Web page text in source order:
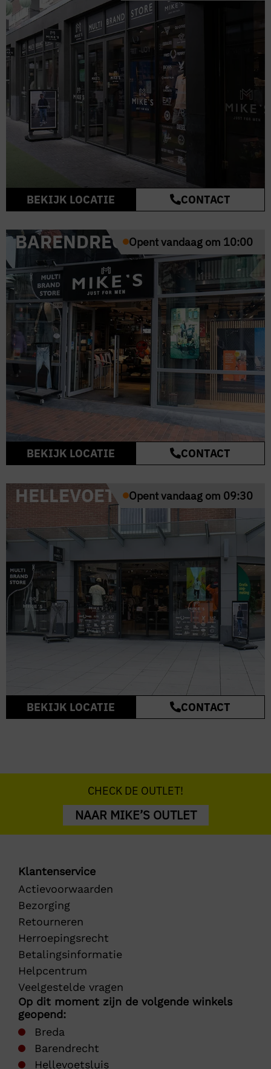
BEKIJK LOCATIE CONTACT
Opent vandaag om 10:00
BARENDRECHT
BEKIJK LOCATIE CONTACT
Opent vandaag om 09:30
HELLEVOETSLUIS
BEKIJK LOCATIE CONTACT
CHECK DE OUTLET!
NAAR MIKE’S OUTLET
Klantenservice
Actievoorwaarden
Bezorging
Retourneren
Herroepingsrecht
Betalingsinformatie
Helpcentrum
Veelgestelde vragen
Op dit moment zijn de volgende winkels
geopend:
Breda
Barendrecht
Hellevoetsluis